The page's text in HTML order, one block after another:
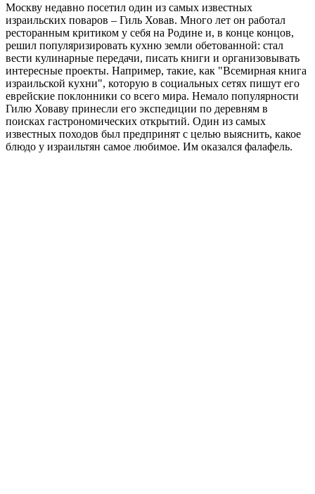
Москву недавно посетил один из самых известных
израильских поваров – Гиль Ховав. Много лет он работал
ресторанным критиком у себя на Родине и, в конце концов,
решил популяризировать кухню земли обетованной: стал
вести кулинарные передачи, писать книги и организовывать
интересные проекты. Например, такие, как "Всемирная книга
израильской кухни", которую в социальных сетях пишут его
еврейские поклонники со всего мира. Немало популярности
Гилю Ховаву принесли его экспедиции по деревням в
поисках гастрономических открытий. Один из самых
известных походов был предпринят с целью выяснить, какое
блюдо у израильтян самое любимое. Им оказался фалафель.